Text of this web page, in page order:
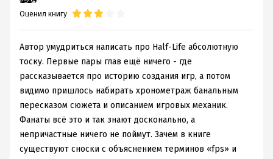
Оценил книгу
Автор умудриться написать про Half-Life абсолютную
тоску. Первые пары глав ещё ничего - где
рассказывается про историю создания игр, а потом
видимо пришлось набирать хронометраж банальным
пересказом сюжета и описанием игровых механик.
Фанаты всё это и так знают досконально, а
непричастные ничего не поймут. Зачем в книге
существуют сноски с объяснением терминов «fps» и